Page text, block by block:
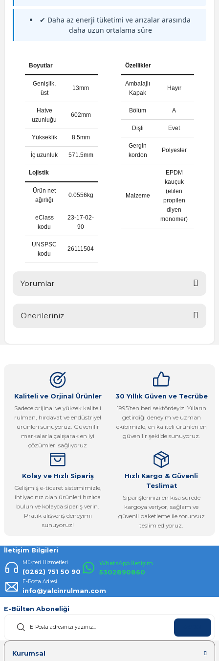
✔ Daha az enerji tüketimi ve arızalar arasında
daha uzun ortalama süre
Boyutlar
Genişlik,
üst
13mm
Hatve
uzunluğu
602mm
Yükseklik 8.5mm
İç uzunluk 571.5mm
Lojistik
Ürün net
ağırlığı
0.0556kg
eClass
kodu
23-17-02-
90
UNSPSC
kodu
26111504
Özellikler
Ambalajlı
Kapak
Hayır
Bölüm A
Dişli Evet
Gergin
kordon
Polyester
Malzeme
EPDM
kauçuk
(etilen
propilen
diyen
monomer)
Yorumlar
Önerileriniz
Görüş ve önerileriniz için teşekkür ederiz.
Ürün resmi kalitesiz, bozuk veya görüntülenemiyor.
Ürün açıklamasında eksik bilgiler bulunuyor.
Ürün bilgilerinde hatalar bulunuyor.
Ürün fiyatı diğer sitelerden daha pahalı.
Bu ürüne benzer farklı alternatifler olmalı.
Gönder
Kaliteli ve Orjinal Ürünler
Sadece orijinal ve yüksek kaliteli
rulman, hırdavat ve endüstriyel
ürünleri sunuyoruz. Güvenilir
markalarla çalışarak en iyi
çözümleri sağlıyoruz
30 Yıllık Güven ve Tecrübe
1995’ten beri sektördeyiz! Yılların
getirdiği deneyim ve uzman
ekibimizle, en kaliteli ürünleri en
güvenilir şekilde sunuyoruz.
Kolay ve Hızlı Sipariş
Gelişmiş e-ticaret sistemimizle,
ihtiyacınız olan ürünleri hızlıca
bulun ve kolayca sipariş verin.
Pratik alışveriş deneyimi
sunuyoruz!
Hızlı Kargo & Güvenli
Teslimat
Siparişlerinizi en kısa sürede
kargoya veriyor, sağlam ve
güvenli paketleme ile sorunsuz
teslim ediyoruz.
İletişim Bilgileri
Müşteri Hizmetleri
(0262) 751 50 90
WhatsApp İletişim
5302890860
E-Posta Adresi
info@yalcinrulman.com
E-Bülten Aboneliği
Kurumsal